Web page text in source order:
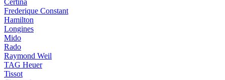
Certina
Frederique Constant
Hamilton
Longines
Mido
Rado
Raymond Weil
TAG Heuer
Tissot